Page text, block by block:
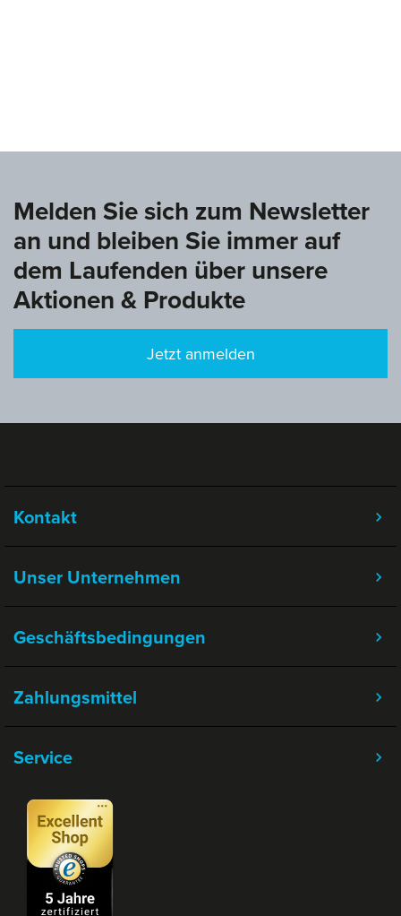
Melden Sie sich zum Newsletter
an und bleiben Sie immer auf
dem Laufenden über unsere
Aktionen & Produkte
Jetzt anmelden
Kontakt
Unser Unternehmen
Geschäftsbedingungen
Service
Zahlungsmittel